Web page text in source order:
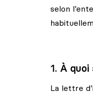
selon
1. À
La lettre